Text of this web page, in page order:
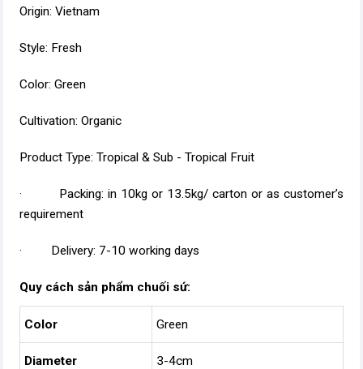
Origin: Vietnam
Style: Fresh
Color: Green
Cultivation: Organic
Product Type: Tropical & Sub - Tropical Fruit
· Packing: in 10kg or 13.5kg/ carton or as customer’s
requirement
· Delivery: 7-10 working days
Quy cách sản phẩm chuối sứ:
Color Green
Diameter 3-4cm